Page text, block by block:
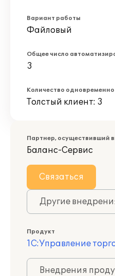
Вариант работы
Файловый
Общее число
3
Количество
Толстый клиент: 3
Партнер, осуществивший
Баланс-Сервис
Связаться
Другие
Продукт
1С:Управление
Внедрения